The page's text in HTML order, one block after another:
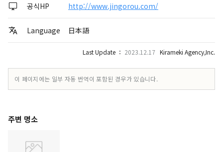
공식HP http://www.jingorou.com/
Language 日本語
Last Update ： 2023.12.17 Kirameki Agency,Inc.
이 페이지에는 일부 자동 번역이 포함된 경우가 있습니다.
주변 명소